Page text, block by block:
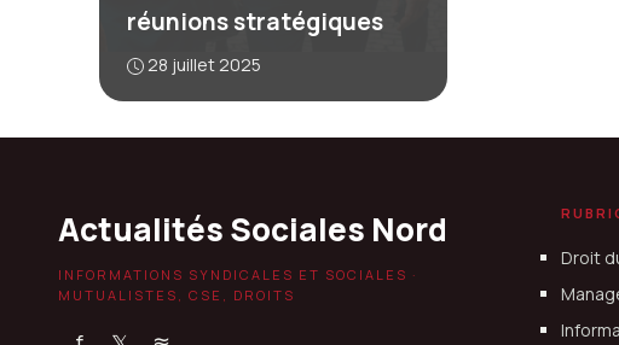
réunions stratégiques
28 juillet 2025
Actualités Sociales Nord
INFORMATIONS SYNDICALES ET SOCIALES ·
MUTUALISTES, CSE, DROITS
Droit